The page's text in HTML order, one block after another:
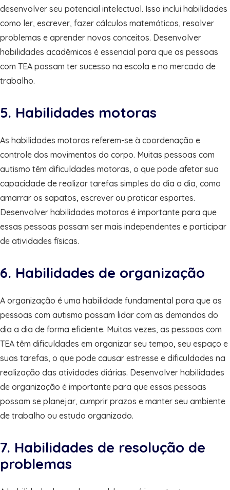
desenvolver seu potencial intelectual. Isso inclui habilidades
como ler, escrever, fazer cálculos matemáticos, resolver
problemas e aprender novos conceitos. Desenvolver
habilidades acadêmicas é essencial para que as pessoas
com TEA possam ter sucesso na escola e no mercado de
trabalho.
5. Habilidades motoras
As habilidades motoras referem-se à coordenação e
controle dos movimentos do corpo. Muitas pessoas com
autismo têm dificuldades motoras, o que pode afetar sua
capacidade de realizar tarefas simples do dia a dia, como
amarrar os sapatos, escrever ou praticar esportes.
Desenvolver habilidades motoras é importante para que
essas pessoas possam ser mais independentes e participar
de atividades físicas.
6. Habilidades de organização
A organização é uma habilidade fundamental para que as
pessoas com autismo possam lidar com as demandas do
dia a dia de forma eficiente. Muitas vezes, as pessoas com
TEA têm dificuldades em organizar seu tempo, seu espaço e
suas tarefas, o que pode causar estresse e dificuldades na
realização das atividades diárias. Desenvolver habilidades
de organização é importante para que essas pessoas
possam se planejar, cumprir prazos e manter seu ambiente
de trabalho ou estudo organizado.
7. Habilidades de resolução de
problemas